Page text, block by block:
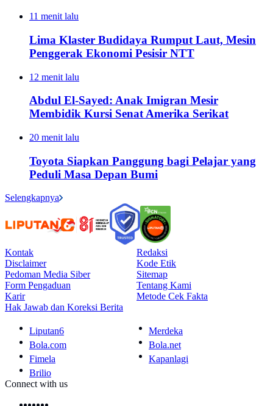
11 menit lalu
Lima Klaster Budidaya Rumput Laut, Mesin
Penggerak Ekonomi Pesisir NTT
12 menit lalu
Abdul El-Sayed: Anak Imigran Mesir
Membidik Kursi Senat Amerika Serikat
20 menit lalu
Toyota Siapkan Panggung bagi Pelajar yang
Peduli Masa Depan Bumi
Selengkapnya
Kontak
Redaksi
Disclaimer
Kode Etik
Pedoman Media Siber
Sitemap
Form Pengaduan
Tentang Kami
Karir
Metode Cek Fakta
Hak Jawab dan Koreksi Berita
Liputan6
Merdeka
Bola.com
Bola.net
Fimela
Kapanlagi
Brilio
Connect with us